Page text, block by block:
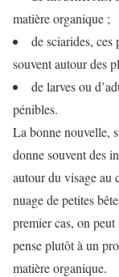
matière organique ;
de sciarides, ces
souvent autour des
de larves ou
pénibles.
La bonne nouvelle,
donne souvent des
autour du visage au
nuage de petites
premier cas, on
pense plutôt à un
matière organique.